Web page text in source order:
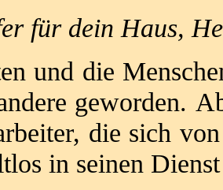
für dein Haus,
und die
geworden.
die sich
in seinen